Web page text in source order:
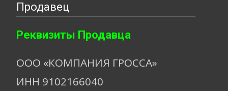
Продавец
Реквизиты Продавца
ООО «КОМПАНИЯ ГРОССА»
ИНН 9102166040